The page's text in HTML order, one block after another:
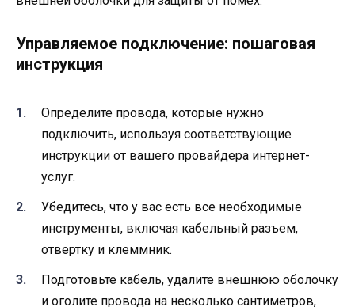
Управляемое подключение: пошаговая
инструкция
Определите провода, которые нужно
подключить, используя соответствующие
инструкции от вашего провайдера интернет-
услуг.
Убедитесь, что у вас есть все необходимые
инструменты, включая кабельный разъем,
отвертку и клеммник.
Подготовьте кабель, удалите внешнюю оболочку
и оголите провода на несколько сантиметров,